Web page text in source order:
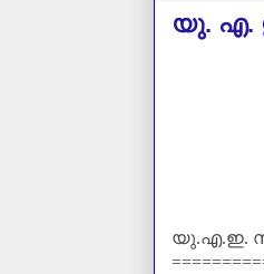
യു. എ.
യു.എ.ഇ.